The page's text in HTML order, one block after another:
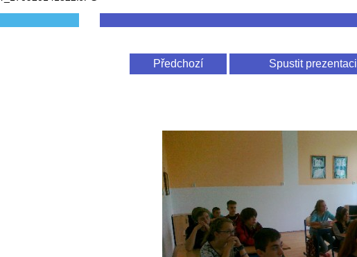
Předchozí Spustit prezentaci